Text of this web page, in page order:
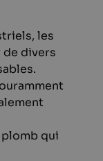
les
divers
plomb qui